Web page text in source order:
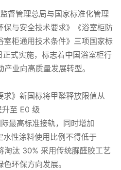
督管理总局与国家标准化管理
保与安全技术要求》《浴室柜防
室柜通用技术条件》三项国家标
式实施，标志着中国浴室柜行
业向高质量发展转型。
求》新国标将甲醛释放限值从
至 E0 级
最高标准接轨，同时增加
性涂料使用比例不得低于
淘汰 30% 采用传统脲醛胶工艺
环保方向发展。